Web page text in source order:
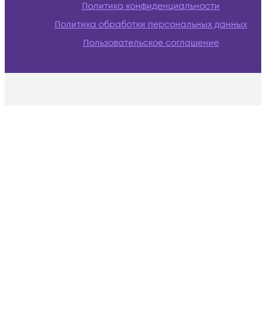
Политика конфиденциальности
Политика обработки персональных данных
Пользовательское соглашение